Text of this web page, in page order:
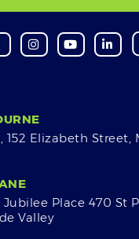
152 Elizabeth Street,
Jubilee Place 470 St
Valley